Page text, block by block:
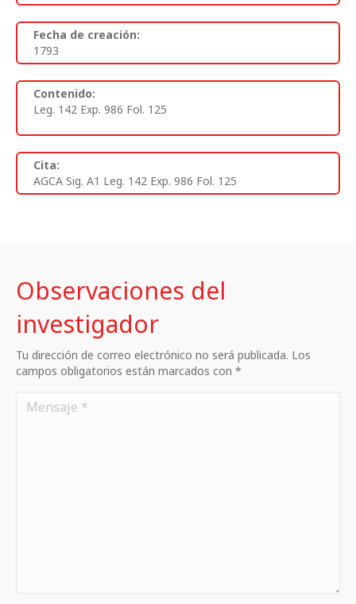
Fecha de creación:
1793
Contenido:
Leg. 142 Exp. 986 Fol. 125
Cita:
AGCA Sig. A1 Leg. 142 Exp. 986 Fol. 125
Observaciones del
investigador
Tu dirección de correo electrónico no será publicada. Los
campos obligatorios están marcados con *